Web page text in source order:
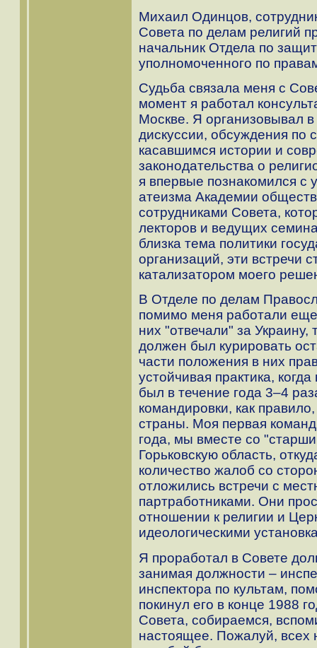
Михаил Одинцов,
Совета по делам религий
начальник Отдела по
уполномоченного по
Судьба связала меня с
момент я работал
Москве. Я организовывал
дискуссии, обсуждения
касавшимся истории и
законодательства о
я впервые познакомился с
атеизма Академии
сотрудниками Совета,
лекторов и ведущих
близка тема политики
организаций, эти встречи
катализатором моего
В Отделе по делам
помимо меня работали
них "отвечали" за
должен был курировать
части положения в них
устойчивая практика,
был в течение года 3–4
командировки, как
страны. Моя первая
года, мы вместе со
Горьковскую область,
количество жалоб со
отложились встречи с
партработниками. Они
отношении к религии и
идеологическими
Я проработал в Совете
занимая должности –
инспектора по культам,
покинул его в конце 1988
Совета, собираемся,
настоящее. Пожалуй, всех